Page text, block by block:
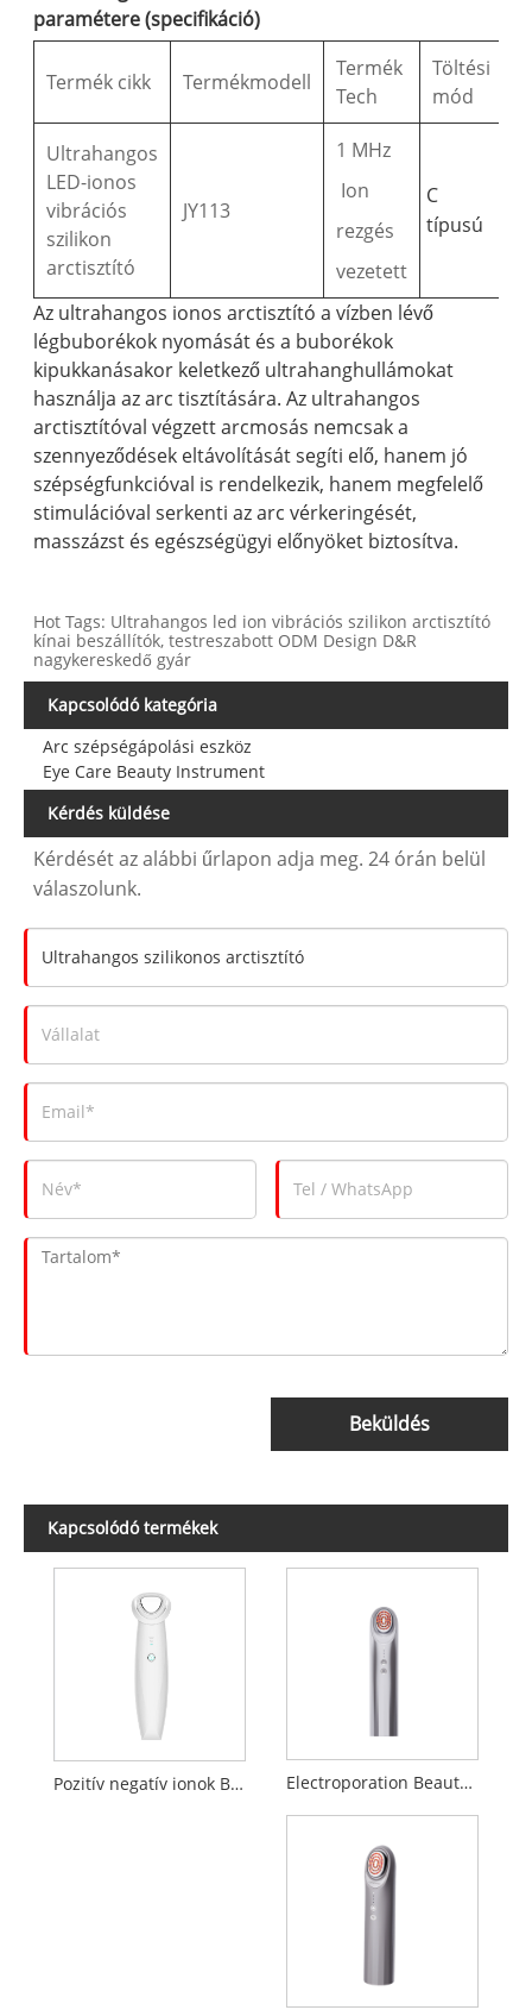
paramétere (specifikáció)
Termék cikk Termékmodell
Termék
Tech
Töltési
mód
Ultrahangos
LED-ionos
vibrációs
szilikon
arctisztító
JY113
1 MHz
Ion
rezgés
vezetett
C
típusú
Az ultrahangos ionos arctisztító a vízben lévő
légbuborékok nyomását és a buborékok
kipukkanásakor keletkező ultrahanghullámokat
használja az arc tisztítására. Az ultrahangos
arctisztítóval végzett arcmosás nemcsak a
szennyeződések eltávolítását segíti elő, hanem jó
szépségfunkcióval is rendelkezik, hanem megfelelő
stimulációval serkenti az arc vérkeringését,
masszázst és egészségügyi előnyöket biztosítva.
Hot Tags: Ultrahangos led ion vibrációs szilikon arctisztító
kínai beszállítók, testreszabott ODM Design D&R
nagykereskedő gyár
Kapcsolódó kategória
Arc szépségápolási eszköz
Eye Care Beauty Instrument
Kérdés küldése
Kérdését az alábbi űrlapon adja meg. 24 órán belül
válaszolunk.
Beküldés
Kapcsolódó termékek
Pozitív negatív ionok Bevezetés Tisztító szépség készülék Electroporation Beauty Device